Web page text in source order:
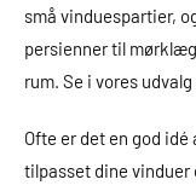
små vinduespartier,
persienner til
rum. Se i vores
Ofte er det en god
tilpasset dine vinduer